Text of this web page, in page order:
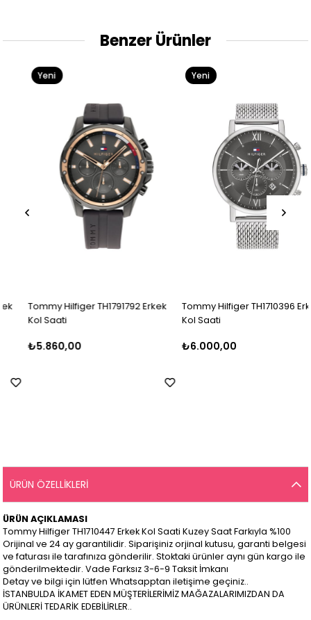
Benzer Ürünler
Tommy Hilfiger TH1791792 Erkek
Kol Saati
₺5.860,00
Yeni
Tommy Hilfiger TH1710396 Erkek
Kol Saati
₺6.000,00
Yeni
ÜRÜN ÖZELLIKLERI
ÜRÜN AÇIKLAMASI
Tommy Hilfiger TH1710447 Erkek Kol Saati Kuzey Saat Farkıyla %100
Orijinal ve 24 ay garantilidir. Siparişiniz orjinal kutusu, garanti belgesi
ve faturası ile tarafınıza gönderilir. Stoktaki ürünler aynı gün kargo ile
gönderilmektedir. Vade Farksız 3-6-9 Taksit İmkanı
Detay ve bilgi için lütfen Whatsapptan iletişime geçiniz..
İSTANBULDA İKAMET EDEN MÜŞTERİLERİMİZ MAĞAZALARIMIZDAN DA
ÜRÜNLERİ TEDARİK EDEBİLİRLER..